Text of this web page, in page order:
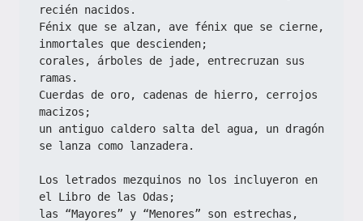
recién nacidos.
Fénix que se alzan, ave fénix que se cierne,
inmortales que descienden;
corales, árboles de jade, entrecruzan sus
ramas.
Cuerdas de oro, cadenas de hierro, cerrojos
macizos;
un antiguo caldero salta del agua, un dragón
se lanza como lanzadera.
Los letrados mezquinos no los incluyeron en
el Libro de las Odas;
las “Mayores” y “Menores” son estrechas,